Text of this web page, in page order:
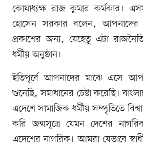
কোষাধ্যক্ষ রাজ কুমার কর্মকার।
হোসেন সরকার বলেন, আপনাদের
প্রকাশের জন্য, যেহেতু এটা
ধর্মীয় অনুষ্ঠান।
ইতিপূর্বে আপনাদের মাঝে এসে
শুনেছি, সমাধানের চেষ্টা করেছি।
এদেশে সামাজিক ধর্মীয় সম্পৃতিতে
করি জন্মসূত্রে যেমন দেশের
এদেশের নাগরিক। আমরা যেভাবে